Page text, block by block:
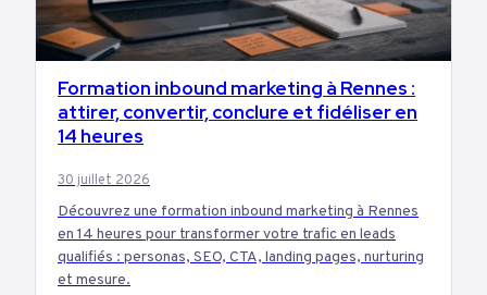
MARKETING
Formation inbound marketing à Rennes :
attirer, convertir, conclure et fidéliser en
14 heures
30 juillet 2026
Découvrez une formation inbound marketing à Rennes
en 14 heures pour transformer votre trafic en leads
qualifiés : personas, SEO, CTA, landing pages, nurturing
et mesure.